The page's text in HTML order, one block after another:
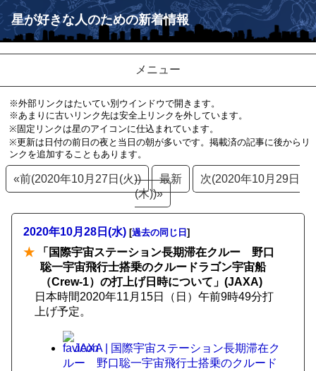
星が好きな人のための新着情報
メニュー
※外部リンクはたいてい別ウインドウで開きます。
※あまりに古いリンク先は安全上リンクを外しています。
※固定リンクは星のアイコンに仕込まれています。
※更新は日付の前日の夜と当日の朝が多いです。掲載済の記事に後からリ
ンクを追加することもあります。
«前(2020年10月27日(火)) 最新
次(2020年10月29日
(木))»
2020年10月28日(水) [過去の同じ日 ]
★ 「国際宇宙ステーション長期滞在クルー 野口
聡一宇宙飛行士搭乗のクルードラゴン宇宙船
（Crew-1）の打上げ日時について」(JAXA)
日本時間2020年11月15日（日）午前9時49分打
上げ予定。
JAXA | 国際宇宙ステーション長期滞在ク
ルー 野口聡一宇宙飛行士搭乗のクルード